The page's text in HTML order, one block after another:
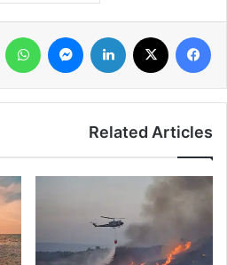
فيسبوك لينكدإن ماسنجر
Related Articles